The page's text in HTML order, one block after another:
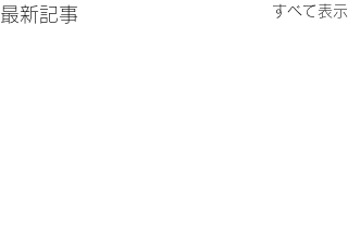
最新記事 すべて表示